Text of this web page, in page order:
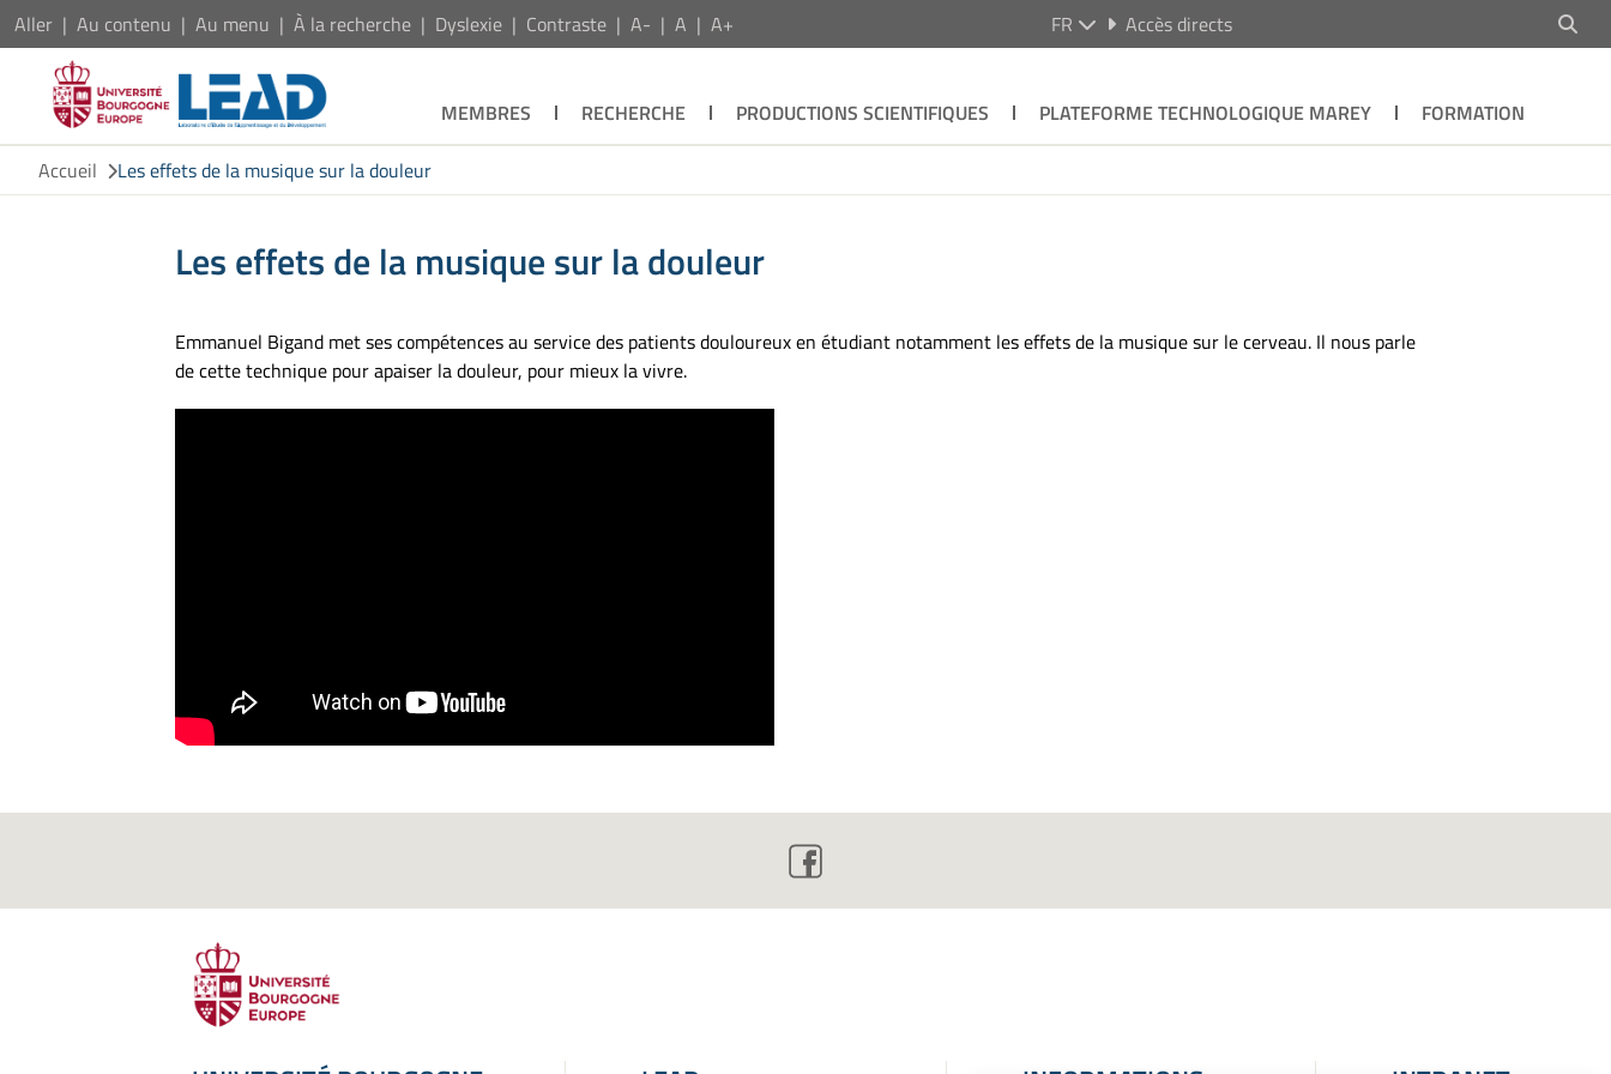
Aller Au contenu Au menu À la recherche Dyslexie Contraste A- A A+ FR Accès directs
MEMBRES RECHERCHE PRODUCTIONS SCIENTIFIQUES PLATEFORME TECHNOLOGIQUE MAREY
FORMATION
Accueil
Les effets de la musique sur la douleur
Les effets de la musique sur la douleur
Emmanuel Bigand met ses compétences au service des patients douloureux en étudiant notamment les effets de la musique sur le cerveau. Il nous parle
de cette technique pour apaiser la douleur, pour mieux la vivre.